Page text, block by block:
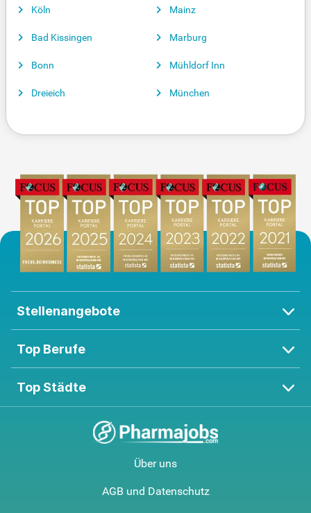
Köln
Bad Kissingen
Bonn
Dreieich
Mainz
Marburg
Mühldorf Inn
München
Stellenangebote
Top Berufe
Top Städte
Über uns
AGB und Datenschutz